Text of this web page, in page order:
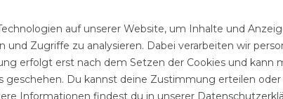
Halsteil bietet
im Stall, auf Turnieren oder
die Aufbewahrung und den
auf unserer Website, um Inhalte und
Zugriffe zu analysieren. Dabei verarbeiten wir
erfolgt erst nach dem Setzen der Cookies und kann
Du kannst deine Zustimmung erteilen oder
Informationen findest du in unserer